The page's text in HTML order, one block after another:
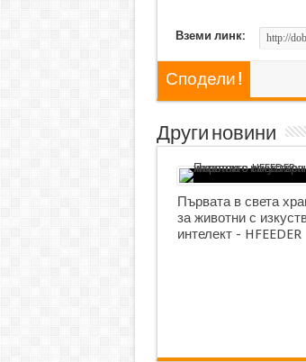
Вземи линк:
Сподели !
Други новини
Първата в света
за животни с
интелект - HFEEDER